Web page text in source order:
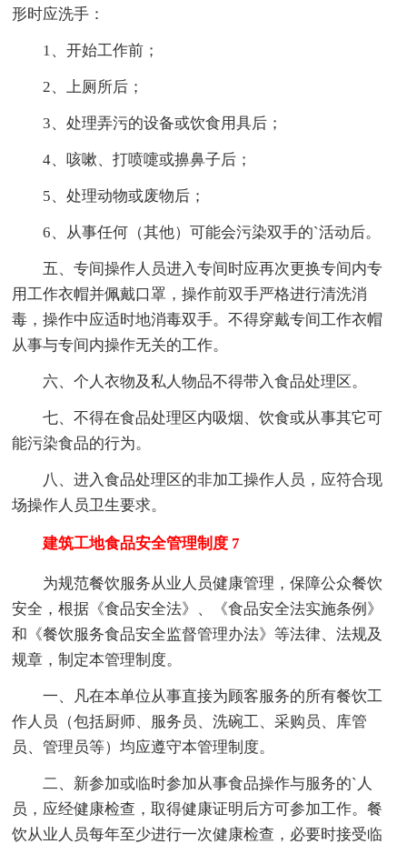
形时应洗手：
1、开始工作前；
2、上厕所后；
3、处理弄污的设备或饮食用具后；
4、咳嗽、打喷嚏或擤鼻子后；
5、处理动物或废物后；
6、从事任何（其他）可能会污染双手的`活动后。
五、专间操作人员进入专间时应再次更换专间内专
用工作衣帽并佩戴口罩，操作前双手严格进行清洗消
毒，操作中应适时地消毒双手。不得穿戴专间工作衣帽
从事与专间内操作无关的工作。
六、个人衣物及私人物品不得带入食品处理区。
七、不得在食品处理区内吸烟、饮食或从事其它可
能污染食品的行为。
八、进入食品处理区的非加工操作人员，应符合现
场操作人员卫生要求。
建筑工地食品安全管理制度 7
为规范餐饮服务从业人员健康管理，保障公众餐饮
安全，根据《食品安全法》、《食品安全法实施条例》
和《餐饮服务食品安全监督管理办法》等法律、法规及
规章，制定本管理制度。
一、凡在本单位从事直接为顾客服务的所有餐饮工
作人员（包括厨师、服务员、洗碗工、采购员、库管
员、管理员等）均应遵守本管理制度。
二、新参加或临时参加从事食品操作与服务的`人
员，应经健康检查，取得健康证明后方可参加工作。餐
饮从业人员每年至少进行一次健康检查，必要时接受临